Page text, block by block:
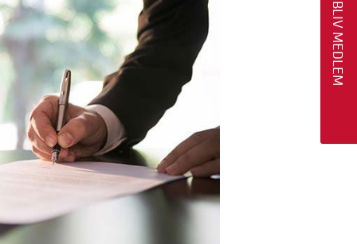
BLIV MEDLEM